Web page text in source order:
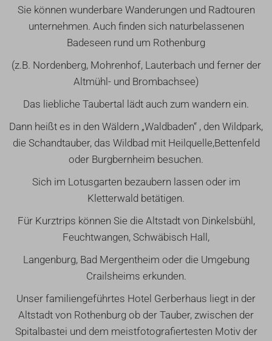
Sie können wunderbare Wanderungen und Radtouren
unternehmen. Auch finden sich naturbelassenen
Badeseen rund um Rothenburg
(z.B. Nordenberg, Mohrenhof, Lauterbach und ferner der
Altmühl- und Brombachsee)
Das liebliche Taubertal lädt auch zum wandern ein.
Dann heißt es in den Wäldern „Waldbaden“ , den Wildpark,
die Schandtauber, das Wildbad mit Heilquelle,Bettenfeld
oder Burgbernheim besuchen.
Sich im Lotusgarten bezaubern lassen oder im
Kletterwald betätigen.
Für Kurztrips können Sie die Altstadt von Dinkelsbühl,
Feuchtwangen, Schwäbisch Hall,
Langenburg, Bad Mergentheim oder die Umgebung
Crailsheims erkunden.
Unser familiengeführtes Hotel Gerberhaus liegt in der
Altstadt von Rothenburg ob der Tauber, zwischen der
Spitalbastei und dem meistfotografiertesten Motiv der